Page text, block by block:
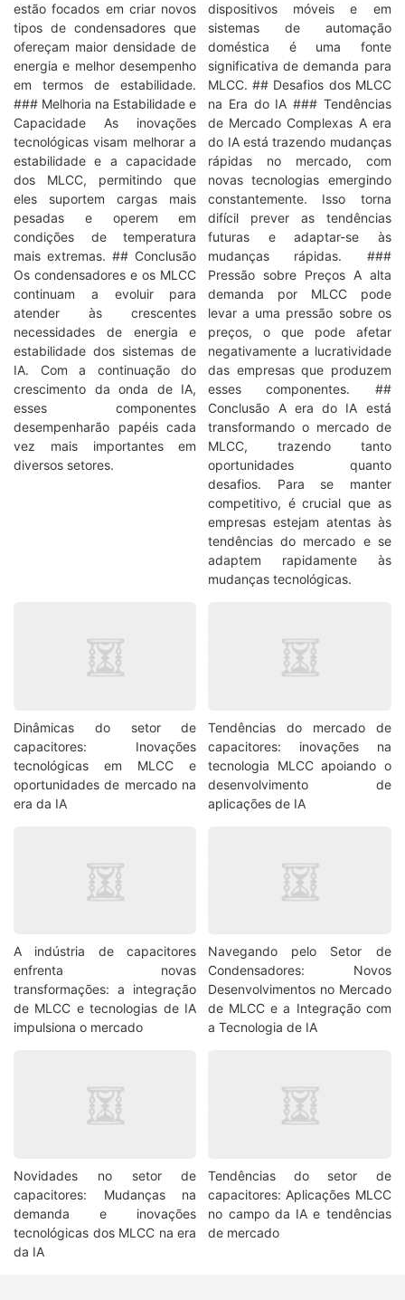
estão focados em criar novos
tipos de condensadores que
ofereçam maior densidade de
energia e melhor desempenho
em termos de estabilidade.
### Melhoria na Estabilidade e
Capacidade As inovações
tecnológicas visam melhorar a
estabilidade e a capacidade
dos MLCC, permitindo que
eles suportem cargas mais
pesadas e operem em
condições de temperatura
mais extremas. ## Conclusão
Os condensadores e os MLCC
continuam a evoluir para
atender às crescentes
necessidades de energia e
estabilidade dos sistemas de
IA. Com a continuação do
crescimento da onda de IA,
esses componentes
desempenharão papéis cada
vez mais importantes em
diversos setores.
dispositivos móveis e em
sistemas de automação
doméstica é uma fonte
significativa de demanda para
MLCC. ## Desafios dos MLCC
na Era do IA ### Tendências
de Mercado Complexas A era
do IA está trazendo mudanças
rápidas no mercado, com
novas tecnologias emergindo
constantemente. Isso torna
difícil prever as tendências
futuras e adaptar-se às
mudanças rápidas. ###
Pressão sobre Preços A alta
demanda por MLCC pode
levar a uma pressão sobre os
preços, o que pode afetar
negativamente a lucratividade
das empresas que produzem
esses componentes. ##
Conclusão A era do IA está
transformando o mercado de
MLCC, trazendo tanto
oportunidades quanto
desafios. Para se manter
competitivo, é crucial que as
empresas estejam atentas às
tendências do mercado e se
adaptem rapidamente às
mudanças tecnológicas.
Dinâmicas do setor de
capacitores: Inovações
tecnológicas em MLCC e
oportunidades de mercado na
era da IA
Tendências do mercado de
capacitores: inovações na
tecnologia MLCC apoiando o
desenvolvimento de
aplicações de IA
A indústria de capacitores
enfrenta novas
transformações: a integração
de MLCC e tecnologias de IA
impulsiona o mercado
Navegando pelo Setor de
Condensadores: Novos
Desenvolvimentos no Mercado
de MLCC e a Integração com
a Tecnologia de IA
Novidades no setor de
capacitores: Mudanças na
demanda e inovações
tecnológicas dos MLCC na era
da IA
Tendências do setor de
capacitores: Aplicações MLCC
no campo da IA e tendências
de mercado